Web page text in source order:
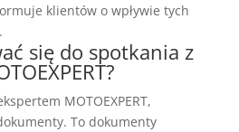
klientów o wpływie tych
się do spotkania z
MOTOEXPERT,
To dokumenty